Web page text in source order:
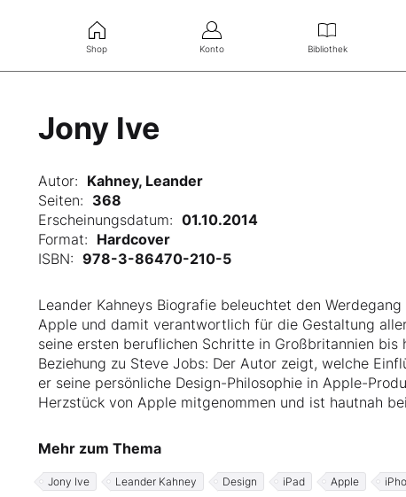
Shop Konto Bibliothek
Jony Ive
Leander Kahneys Biografie beleuchtet den
Apple und damit verantwortlich für die Gestaltung
seine ersten beruflichen Schritte in Großbritannien
Beziehung zu Steve Jobs: Der Autor zeigt, welche
er seine persönliche Design-Philosophie in Apple-
Herzstück von Apple mitgenommen und ist hautnah
Autor: Kahney, Leander
Seiten: 368
Erscheinungsdatum: 01.10.2014
Format: Hardcover
ISBN: 978-3-86470-210-5
Mehr zum Thema
Jony Ive Leander Kahney Design iPad Apple